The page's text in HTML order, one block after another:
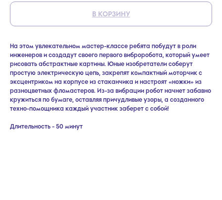
В КОРЗИНУ
На этом увлекательном мастер-классе ребята побудут в роли
инженеров и создадут своего первого виброробота, который умеет
рисовать абстрактные картины. Юные изобретатели соберут
простую электрическую цепь, закрепят компактный моторчик с
эксцентриком на корпусе из стаканчика и настроят «ножки» из
разноцветных фломастеров. Из-за вибрации робот начнет забавно
кружиться по бумаге, оставляя причудливые узоры, а созданного
техно-помощника каждый участник заберет с собой!
Длительность - 50 минут